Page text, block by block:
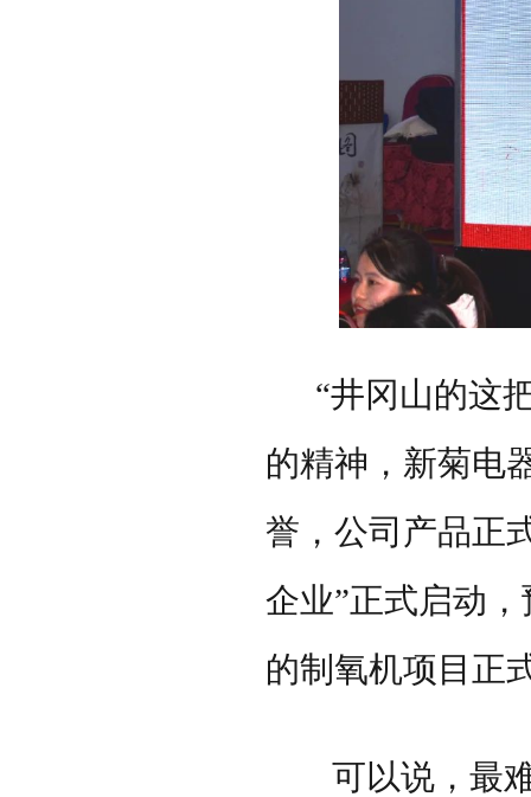
“井冈山的这
的精神，新菊电
誉，公司产品正
企业”正式启动
的制氧机项目正
可以说，最难